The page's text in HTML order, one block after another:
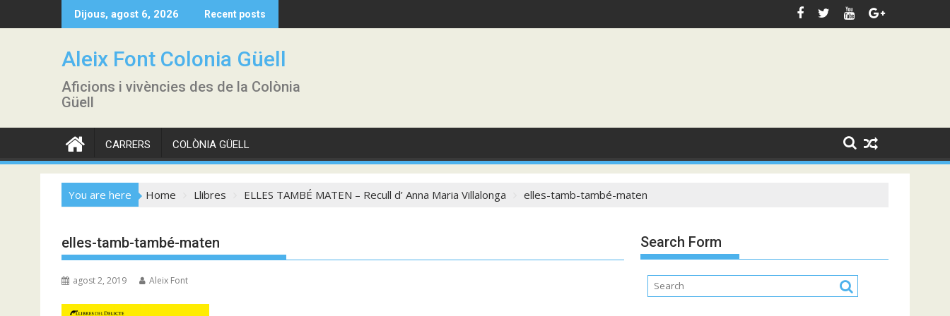
to
Dijous, agost 6, 2026 Recent posts
Aleix Font Colonia Güell
Aficions i vivències des de la Colònia
Güell
CARRERS COLÒNIA GÜELL
You are here Home Llibres ELLES TAMBÉ MATEN – Recull d’ Anna Maria Villalonga elles-tamb-també-maten
elles-tamb-també-maten
agost 2, 2019 Aleix Font
Search Form